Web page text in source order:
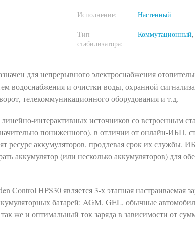
Исполнение: Настенный
Тип
стабилизатора:
Коммутационный
для непрерывного электроснабжения
водоснабжения и очистки воды, охранной
телекоммуникационного оборудования и т.д.
интерактивных источников со встроенным
пониженного), в отличии от онлайн-ИБП,
ресурс аккумуляторов, продлевая срок их службы.
аккумулятор (или несколько аккумуляторов) для
HPS30 является 3-х этапная настраиваемая
батарей: AGM, GEL, обычные
же и оптимальный ток заряда в зависимости от